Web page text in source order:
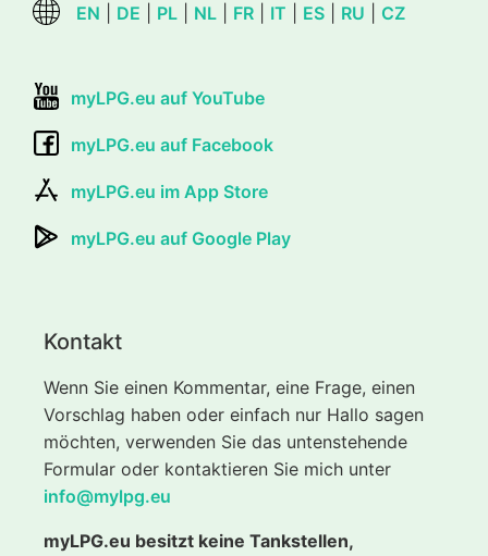
EN DE PL NL FR IT ES RU CZ
myLPG.eu auf YouTube
myLPG.eu auf Facebook
myLPG.eu im App Store
myLPG.eu auf Google Play
Kontakt
Wenn Sie einen Kommentar, eine Frage, einen
Vorschlag haben oder einfach nur Hallo sagen
möchten, verwenden Sie das untenstehende
Formular oder kontaktieren Sie mich unter
info@mylpg.eu
myLPG.eu besitzt keine Tankstellen,